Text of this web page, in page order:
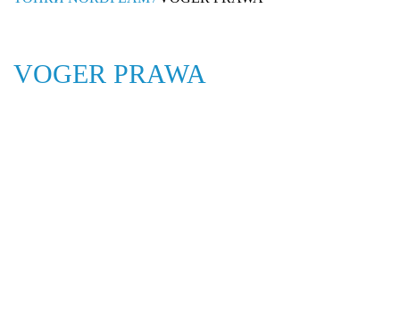
VOGER PRAWA